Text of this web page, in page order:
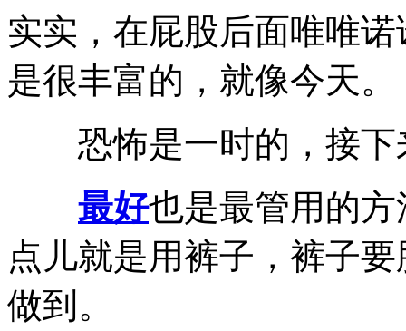
实实，在屁股后面唯唯
是很丰富的，就像今天。
恐怖是一时的，接下
最好也是最管用的
点儿就是用裤子，裤子
做到。